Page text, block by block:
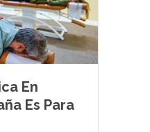
En
Es Para